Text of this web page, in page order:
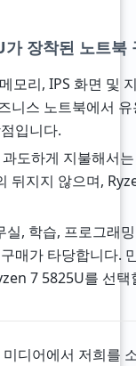
장착된 노트북
모리, IPS 화면 및
니스 노트북에서
입니다.
도하게 지불해서
뒤지지 않으며,
, 학습, 프로그래
매가 타당합니다.
7 5825U를 선
미디어에서 저희를